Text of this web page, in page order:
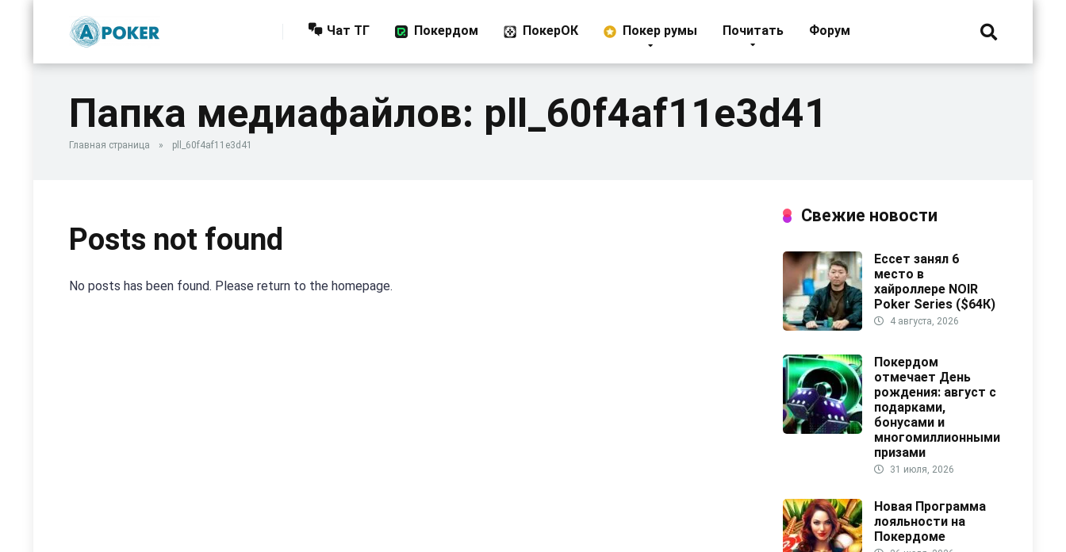
Чат ТГ Покердом ПокерОК Покер румы Почитать Форум
Папка медиафайлов: pll_60f4af11e3d41
Главная страница » pll_60f4af11e3d41
Posts not found
No posts has been found. Please return to the homepage.
Свежие новости
Ессет занял 6
место в
хайроллере NOIR
Poker Series ($64К)
4 августа, 2026
Покердом
отмечает День
рождения: август с
подарками,
бонусами и
многомиллионными
призами
31 июля, 2026
Новая Программа
лояльности на
Покердоме